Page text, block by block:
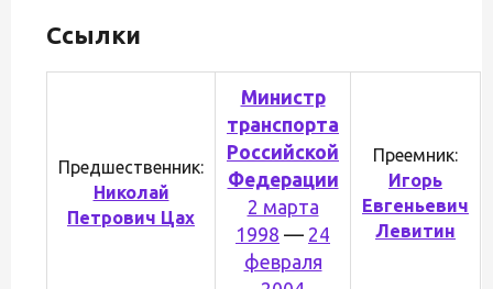
Ссылки
Предшественник:
Николай
Петрович Цах
Министр
транспорта
Российской
Федерации
2 марта
1998 — 24
февраля
Преемник:
Игорь
Евгеньевич
Левитин